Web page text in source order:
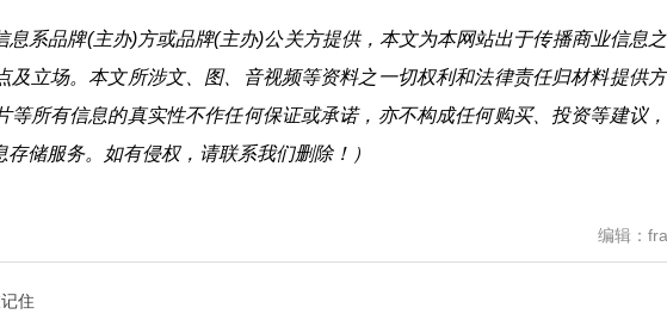
息系品牌(主办)方或品牌(主办)公关方提供，本文为本网站出于传播商业信息
及立场。本文所涉文、图、音视频等资料之一切权利和法律责任归材料提供
等所有信息的真实性不作任何保证或承诺，亦不构成任何购买、投资等建议
储服务。如有侵权，请联系我们删除！）
编辑：
住